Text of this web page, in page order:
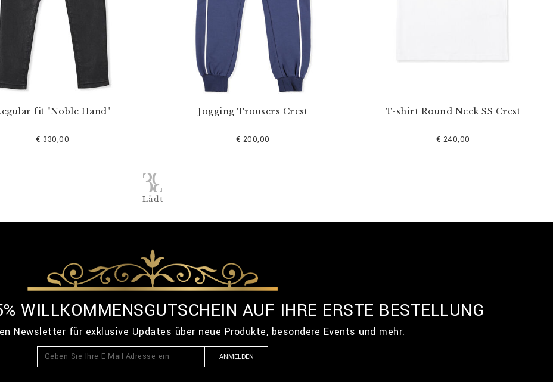
fit "Noble Hand"
€ 330,00
Jogging Trousers Crest
€ 200,00
T-shirt Round Neck SS Crest
€ 240,00
Lädt
WILLKOMMENSGUTSCHEIN AUF IHRE ERSTE BESTELLUNG
Newsletter für exklusive Updates über neue Produkte, besondere Events und mehr.
ANMELDEN